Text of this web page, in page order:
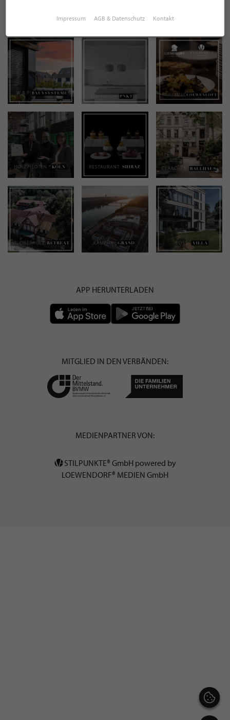
INSTAGRAM
APP HERUNTERLADEN
MITGLIED IN DEN VERBÄNDEN:
MEDIENPARTNER VON:
STILPUNKTE® GmbH powered by
LOEWENDORF® MEDIEN GmbH
Impressum AGB & Datenschutz Kontakt